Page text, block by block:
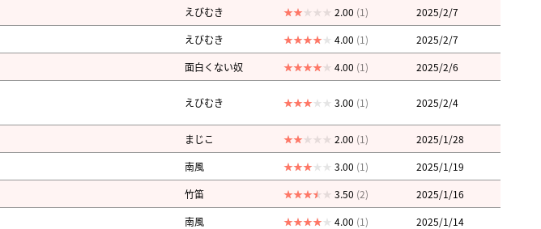
えびむき 2.00 (1)
2025/2/7
えびむき 4.00 (1)
2025/2/7
面白くない奴 4.00 (1) 2025/2/6
えびむき 3.00 (1) 2025/2/4
まじこ 2.00 (1)
2025/1/28
南風 3.00 (1)
2025/1/19
竹笛 3.50 (2)
2025/1/16
南風 4.00 (1)
2025/1/14